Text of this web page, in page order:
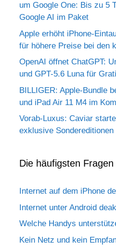
um Google One: Bis zu 5
Google AI im Paket
Apple erhöht iPhone-
für höhere Preise bei den
OpenAI öffnet ChatGPT:
und GPT-5.6 Luna für
BILLIGER: Apple-Bundle
und iPad Air 11 M4 im
Vorab-Luxus: Caviar
exklusive Sondereditionen
Die häufigsten Fragen
Internet auf dem iPhone
Internet unter Android
Welche Handys
Kein Netz und kein